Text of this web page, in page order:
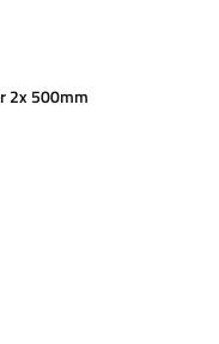
2x 500mm